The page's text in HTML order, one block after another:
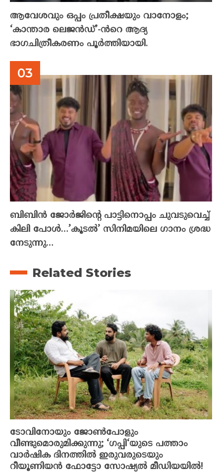
ആവേശവും ഒപ്പം പ്രതീക്ഷയും വാനോളം;
‘കാന്താര ലെജൻഡ്’-ൻറെ ആദ്യ
ഭാഗചിത്രീകരണം പൂർത്തിയായി.
ബിബിൻ ജോർജിന്റെ പാട്ടിനൊപ്പം ചുവടുവെച്ച്
കിലി പോൾ…’കൂടൽ’ സിനിമയിലെ ഗാനം ശ്രദ്ധ
നേടുന്നു…
Related Stories
ടോവിനോയും ജോൺപോളും
വീണ്ടുമൊരുമിക്കുന്നു; ‘ഗപ്പി‘യുടെ പത്താം
വാർഷിക ദിനത്തിൽ ഇരുവരുടെയും
റീയൂണിയൻ ഫോട്ടോ സോഷ്യൽ മീഡിയയിൽ!